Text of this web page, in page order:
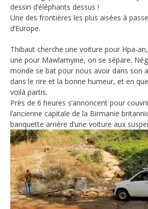
dessin d’éléphants dessus !
Une des frontières les plus aisées à
d’Europe.
Thibaut cherche une voiture pour Hpa-
une pour Mawlamyine, on se sépare.
monde se bat pour nous avoir dans son
dans le rire et la bonne humeur, et en
voilà partis.
Près de 6 heures s’annoncent pour
l’ancienne capitale de la Birmanie
banquette arrière d’une voiture aux